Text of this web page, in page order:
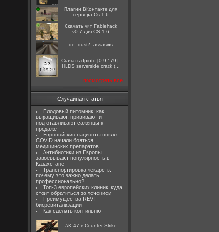
Плагин ВКонтакте для
сервера Cs 1.6
Скачать чит Fablehack
v0.7 для CS-1.6
de_dust2_assasins
Скачать dproto [0.9.179] -
HLDS serverside crack (...
посмотреть все
Случайная статья
Плодовый питомник: как
выращивают, прививают и
подготавливают саженцы к
продаже
Европейские пациенты после
COVID начали бояться
медицинских препаратов
Антибиотики из Европы
завоевывают популярность в
Казахстане
Транспортировка лекарств:
почему это важно делать
профессионально?
Топ-3 европейских клиник, куда
стоит обратиться за лечением
Преимущества REVI
биоревитализации
Как сделать коптильню
AK-47 в Counter Strike